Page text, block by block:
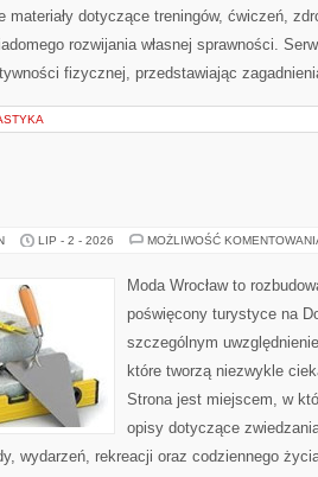
materiały dotyczące treningów, ćwiczeń,
rozwijania własnej sprawności.
fizycznej, przedstawiając
LIP - 2 - 2026 MOŻLIWOŚĆ
Moda Wrocław to
poświęcony turystyce na
szczególnym
które tworzą niezwykle
Strona jest miejscem, w
opisy dotyczące
wydarzeń, rekreacji oraz codziennego